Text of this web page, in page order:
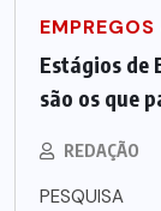
Estágios de
são os que
REDAÇÃO
PESQUISA